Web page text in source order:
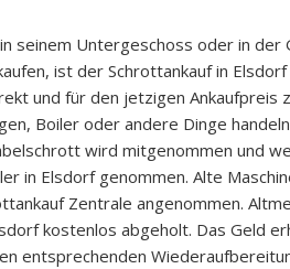
seinem Untergeschoss oder in
ist der Schrottankauf in
und für den jetzigen Ankaufpreis
Boiler oder andere Dinge
wird mitgenommen und
in Elsdorf genommen. Alte
Zentrale angenommen.
kostenlos abgeholt. Das Geld
entsprechenden